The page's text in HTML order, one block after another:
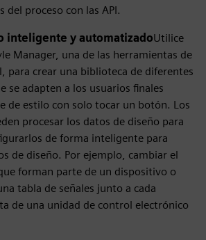
del proceso con las API.
inteligente y automatizadoUtilice
Manager, una de las herramientas de
para crear una biblioteca de diferentes
se adapten a los usuarios finales
de estilo con solo tocar un botón. Los
procesar los datos de diseño para
de forma inteligente para
de diseño. Por ejemplo, cambiar el
forman parte de un dispositivo o
tabla de señales junto a cada
de una unidad de control electrónico